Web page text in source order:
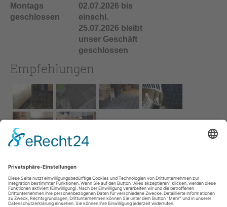
Montags
geschlossen
02.07.2026 bis
einschl.
25.07.2026 bleibt
unser Geschäft
geschlossen
Empfehlungen
Impressum
AGB